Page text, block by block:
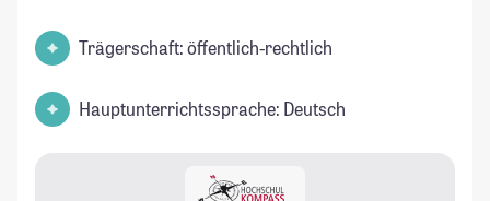
Trägerschaft: öffentlich-rechtlich
Hauptunterrichtssprache: Deutsch